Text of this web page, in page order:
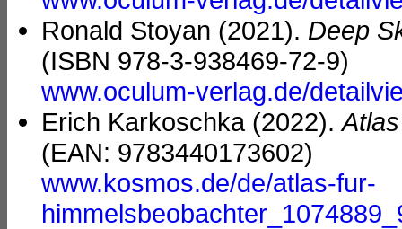
Ronald Stoyan (2021). Deep
(ISBN 978-3-938469-72-9)
www.oculum-verlag.de/
Erich Karkoschka (2022).
(EAN: 9783440173602)
www.kosmos.de/de/atlas-fur-